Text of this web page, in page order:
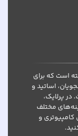
است که برای
اساتید و
پرلایک،
مختلف
کامپیوتری و